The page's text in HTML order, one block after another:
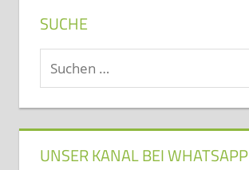
SUCHE
Suchen
nach:
UNSER KANAL BEI WHATSAPP